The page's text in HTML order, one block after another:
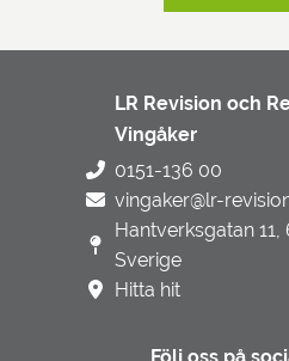
LR Revision och
Vingåker
0151-136 00
vingaker@lr-
Hantverksgatan 11,
Sverige
Hitta hit